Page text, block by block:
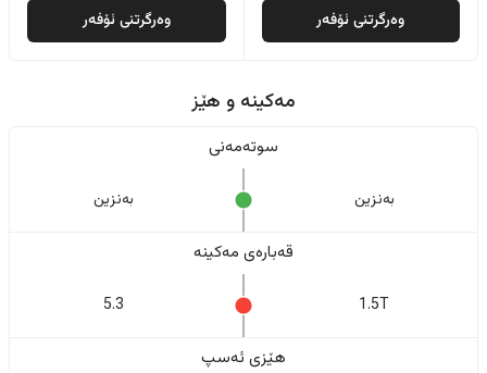
وەرگرتنی ئۆفەر وەرگرتنی ئۆفەر
مەکینە و هێز
سوتەمەنی
بەنزین بەنزین
قەبارەی مەکینە
1.5T
5.3
هێزی ئەسپ